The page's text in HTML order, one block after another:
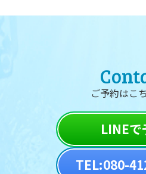
ご予約はこ
LINEで
TEL:080-